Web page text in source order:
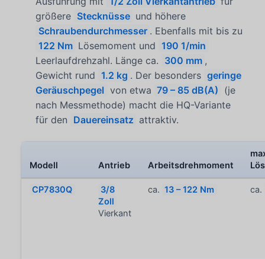
größere Stecknüsse und höhere
Schraubendurchmesser . Ebenfalls mit bis zu
122 Nm Lösemoment und 190 1/min
Leerlaufdrehzahl. Länge ca. 300 mm ,
Gewicht rund 1.2 kg . Der besonders geringe
Geräuschpegel von etwa 79 – 85 dB(A) (je
nach Messmethode) macht die HQ-Variante
für den Dauereinsatz attraktiv.
Modell Antrieb Arbeitsdrehmoment
CP7830Q
3/8
Zoll
Vierkant
ca. 13 – 122 Nm ca.